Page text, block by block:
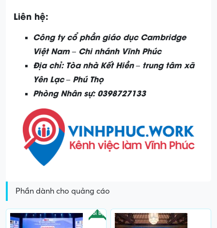
Liên hệ:
Công ty cổ phần giáo dục Cambridge
Việt Nam – Chi nhánh Vĩnh Phúc
Địa chỉ: Tòa nhà Kết Hiền – trung tâm xã
Yên Lạc – Phú Thọ
Phòng Nhân sự: 0398727133
Phần dành cho quảng cáo
Nổi bật